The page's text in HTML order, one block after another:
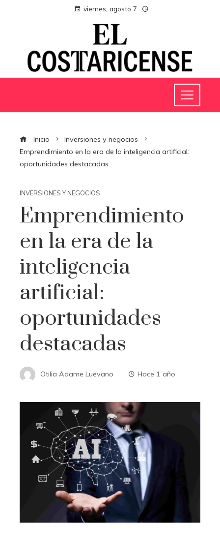
viernes, agosto 7
Inicio
Inversiones y negocios
Emprendimiento en la era de la inteligencia artificial:
oportunidades destacadas
INVERSIONES Y NEGOCIOS
Emprendimiento
en la era de la
inteligencia
artificial:
oportunidades
destacadas
Otilia Adame Luevano Hace 1 año